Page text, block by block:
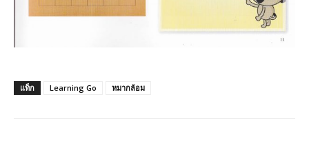
แท็ก Learning Go หมากล้อม